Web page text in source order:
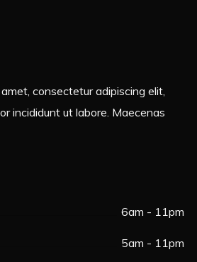
consectetur adipiscing elit,
incididunt ut labore. Maecenas
6am - 11pm
5am - 11pm